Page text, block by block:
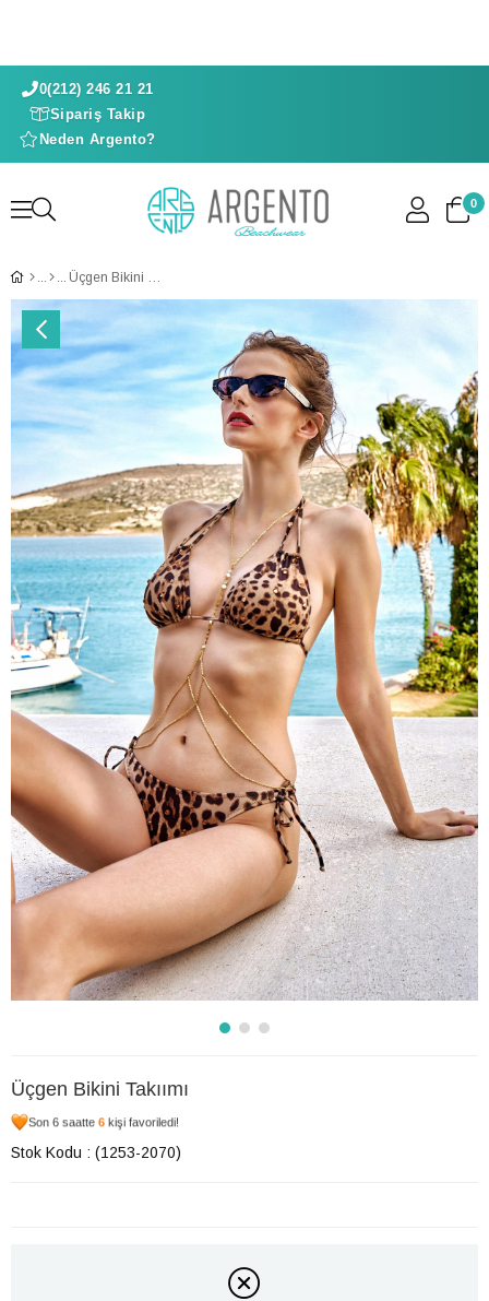
0(212) 246 21 21
Sipariş Takip
Neden Argento?
0
Üçgen Bikini Takıımı
Üçgen Bikini Takıımı
Son 6 saatte 6 kişi favoriledi!
Stok Kodu (1253-2070)